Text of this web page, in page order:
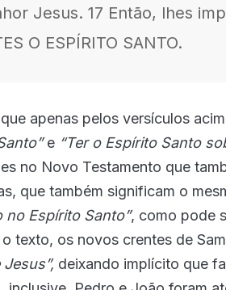
Jesus. 17 Então, lhes
O ESPÍRITO SANTO.
apenas pelos versículos
e “Ter o Espírito Santo
no Novo Testamento que
que também significam o
no Espírito Santo”, como pode
texto, os novos crentes de
deixando implícito que